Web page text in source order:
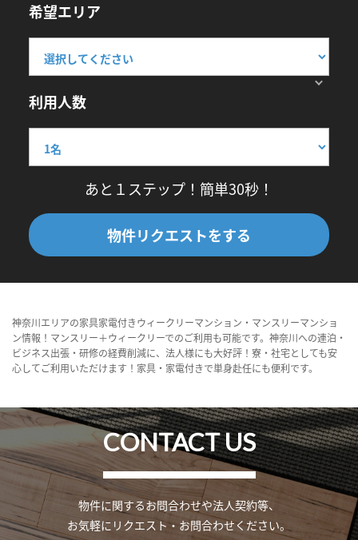
希望エリア
利用人数
あと１ステップ！簡単30秒！
物件リクエストをする
神奈川エリアの家具家電付きウィークリーマンション・マンスリーマンショ
ン情報！マンスリー＋ウィークリーでのご利用も可能です。神奈川への連泊・
ビジネス出張・研修の経費削減に、法人様にも大好評！寮・社宅としても安
心してご利用いただけます！家具・家電付きで単身赴任にも便利です。
CONTACT US
物件に関するお問合わせや法人契約等、
お気軽にリクエスト・お問合わせください。